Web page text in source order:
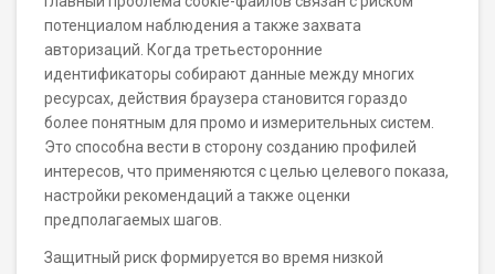
потенциалом наблюдения а также захвата
авторизаций. Когда третьесторонние
идентификаторы собирают данные между многих
ресурсах, действия браузера становится гораздо
более понятным для промо и измерительных систем.
Это способна вести в сторону созданию профилей
интересов, что применяются с целью целевого показа,
настройки рекомендаций а также оценки
предполагаемых шагов.
Защитный риск формируется во время низкой